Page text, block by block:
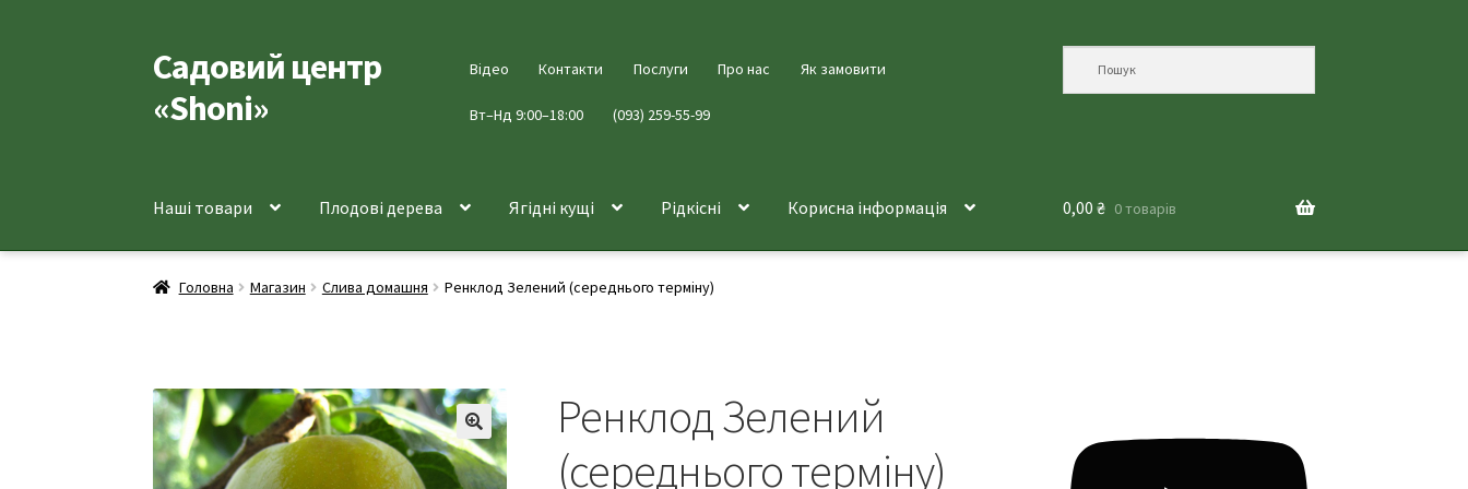
Перейти
до
навігації
Перейти
до
вмісту
Садовий центр
«Shoni»
Відео Контакти Послуги Про нас Як замовити
Вт–Нд 9:00–18:00 (093) 259-55-99
Наші товари Плодові дерева Ягідні кущі Рідкісні Корисна інформація 0,00 ₴ 0 товарів
Головна Магазин Слива домашня Ренклод Зелений (середнього терміну)
🔍
Ренклод Зелений
(середнього терміну)